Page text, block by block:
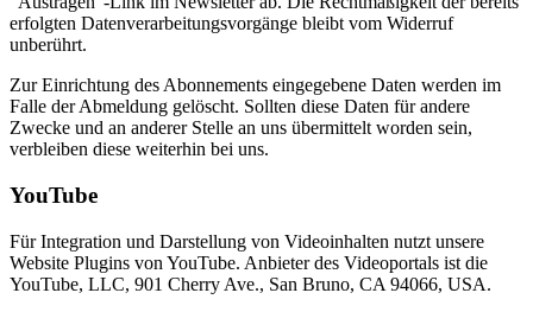
erfolgten Datenverarbeitungsvorgänge bleibt vom Widerruf
unberührt.
Zur Einrichtung des Abonnements eingegebene Daten werden im
Falle der Abmeldung gelöscht. Sollten diese Daten für andere
Zwecke und an anderer Stelle an uns übermittelt worden sein,
verbleiben diese weiterhin bei uns.
YouTube
Für Integration und Darstellung von Videoinhalten nutzt unsere
Website Plugins von YouTube. Anbieter des Videoportals ist die
YouTube, LLC, 901 Cherry Ave., San Bruno, CA 94066, USA.